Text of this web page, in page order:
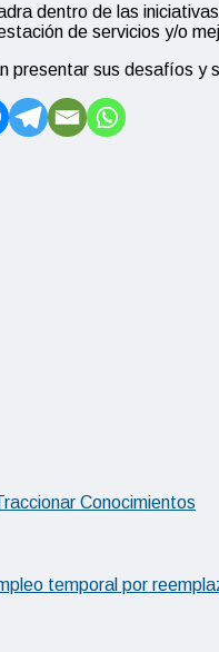
dentro de las
de servicios y/o
presentar sus desafíos y
Conocimientos
temporal por